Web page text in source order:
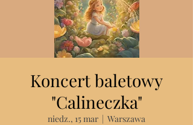
Koncert baletowy
"Calineczka"
niedz., 15 mar
  |
Warszawa